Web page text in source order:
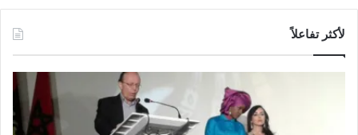
لأكثر تفاعلاً